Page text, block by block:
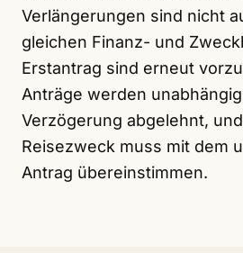
Verlängerungen sind nicht
gleichen Finanz- und
Erstantrag sind erneut
Anträge werden
Verzögerung abgelehnt,
Reisezweck muss mit dem
Antrag übereinstimmen.